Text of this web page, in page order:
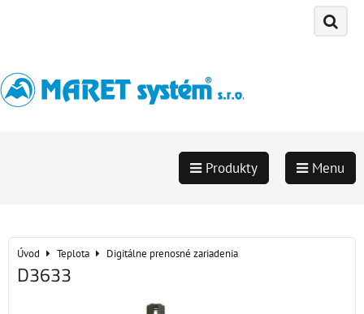
Produkty Menu
Úvod Teplota Digitálne prenosné zariadenia
D3633